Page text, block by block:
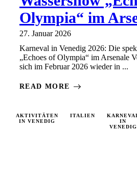
Olympia“ im
27. Januar 2026
Karneval in Venedig 2026: Die
„Echoes of Olympia“ im Arsenale
sich im Februar 2026 wieder in ...
READ MORE
AKTIVITÄTEN
IN VENEDIG
ITALIEN
IN
VENEDIG